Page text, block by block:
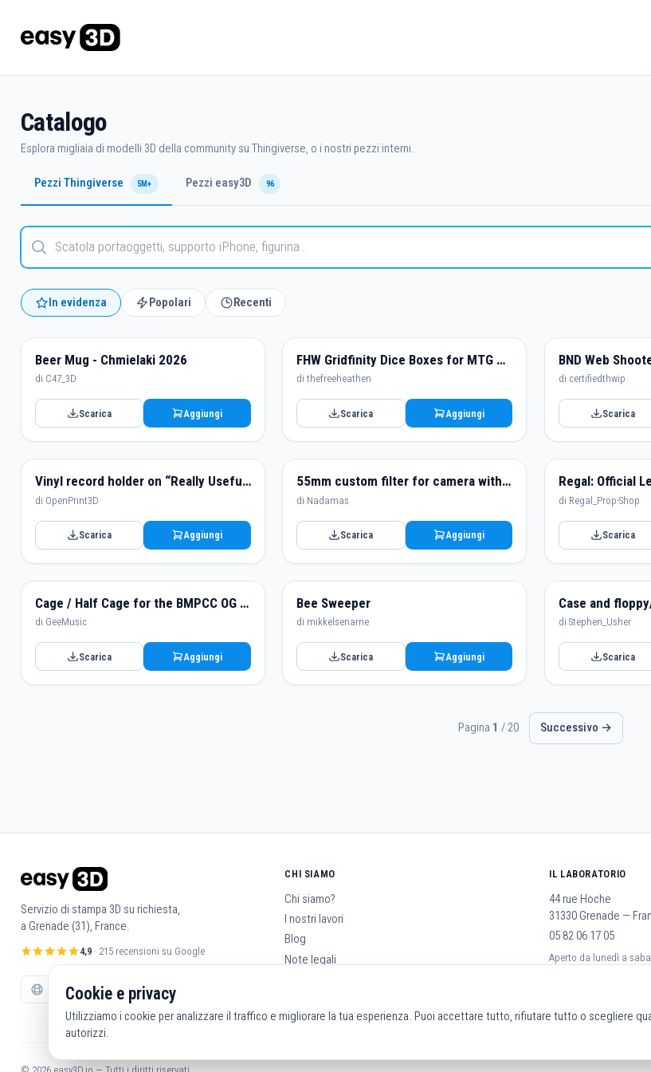
Catalogo
Esplora migliaia di modelli 3D della community su Thingiverse, o i nostri pezzi interni.
Pezzi Thingiverse 5M+ Pezzi easy3D 96
In evidenza Popolari Recenti
Beer Mug - Chmielaki 2026
di C47_3D
Scarica Aggiungi
FHW Gridfinity Dice Boxes for MTG & RPG Dice
di thefreeheathen
Scarica Aggiungi
BND Web
di certifiedthwip
Scarica
Vinyl record holder on “Really Usefull Box” 35 liter crates.
di OpenPrint3D
Scarica Aggiungi
55mm custom filter for camera with fast replace
di Nadamas
Scarica Aggiungi
di Regal_Prop-Shop
Scarica
Cage / Half Cage for the BMPCC OG Blackmagich Pocket Ciname Camera
di GeeMusic
Scarica Aggiungi
Bee Sweeper
di mikkelsenarne
Scarica Aggiungi
di Stephen_Usher
Scarica
Pagina 1 / 20 Successivo →
Servizio di stampa 3D su richiesta,
a Grenade (31), France.
4,9· 215 recensioni su Google
CHI SIAMO
Chi siamo?
I nostri lavori
Blog
Note legali
IL LABORATORIO
44 rue Hoche
31330 Grenade —
05 82 06 17 05
Aperto da lunedì a
Cookie e privacy
Utilizziamo i cookie per analizzare il traffico e migliorare la tua esperienza. Puoi accettare tutto, rifiutare tutto o scegliere
autorizzi.